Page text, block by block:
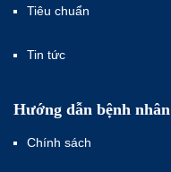
Tiêu chuẩn
Tin tức
Hướng dẫn bệnh nhân
Chính sách